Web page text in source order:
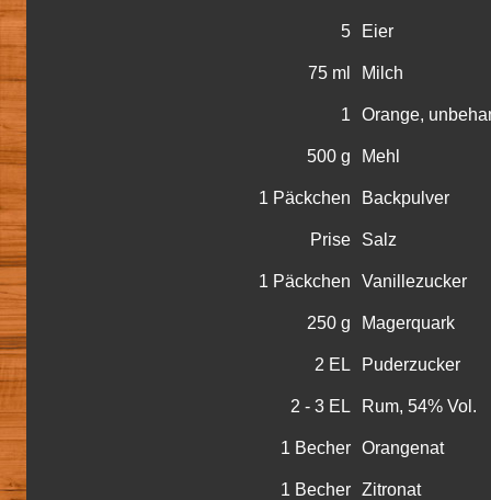
5
75 ml
1
500 g
1 Päckchen
Prise
1 Päckchen
250 g
2 EL
2 - 3 EL
1 Becher
1 Becher
Eier
Milch
Orange,
Mehl
Backpulver
Salz
Vanillezucker
Magerquark
Puderzucker
Rum, 54% Vol.
Orangenat
Zitronat